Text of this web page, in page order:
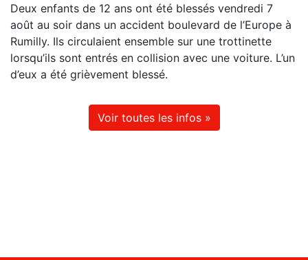
Deux enfants de 12 ans ont été blessés vendredi 7
août au soir dans un accident boulevard de l’Europe à
Rumilly. Ils circulaient ensemble sur une trottinette
lorsqu’ils sont entrés en collision avec une voiture. L’un
d’eux a été grièvement blessé.
Voir toutes les infos »